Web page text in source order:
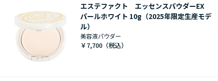
エステファクト エッセンスパウダーEX
パールホワイト 10g（2025年限定生産モデ
ル）
美容液パウダー
￥7,700